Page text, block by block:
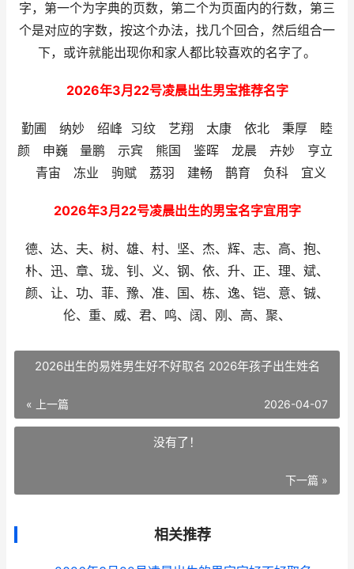
字，第一个为字典的页数，第二个为页面内的行数，第三
个是对应的字数，按这个办法，找几个回合，然后组合一
下，或许就能出现你和家人都比较喜欢的名字了。
2026年3月22号凌晨出生男宝推荐名字
勤圃 纳妙 绍峰 习纹 艺翔 太康 依北 秉厚 睦
颜 申巍 量鹏 示宾 熊国 鉴晖 龙晨 卉妙 亨立
青宙 冻业 驹赋 荔羽 建畅 鹊育 负科 宜义
2026年3月22号凌晨出生的男宝名字宜用字
德、达、夫、树、雄、村、坚、杰、辉、志、高、抱、
朴、迅、章、珑、钊、义、钢、依、升、正、理、斌、
颜、让、功、菲、豫、准、国、栋、逸、铠、意、铖、
伦、重、威、君、鸣、阔、刚、高、聚、
2026出生的易姓男生好不好取名 2026年孩子出生姓名
« 上一篇 2026-04-07
没有了！
下一篇 »
相关推荐